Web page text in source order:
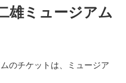
雄ミュージアム
のチケットは、ミュージア